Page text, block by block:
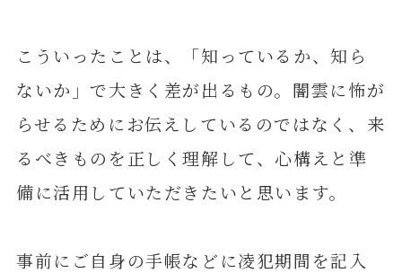
こういったことは、「知っているか、知ら
ないか」で大きく差が出るもの。闇雲に怖が
らせるためにお伝えしているのではなく、来
るべきものを正しく理解して、心構えと準
備に活用していただきたいと思います。
事前にご自身の手帳などに凌犯期間を記入